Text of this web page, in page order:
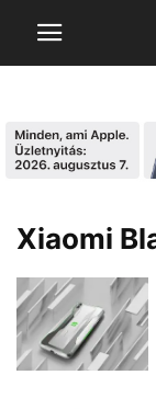
Xiaomi